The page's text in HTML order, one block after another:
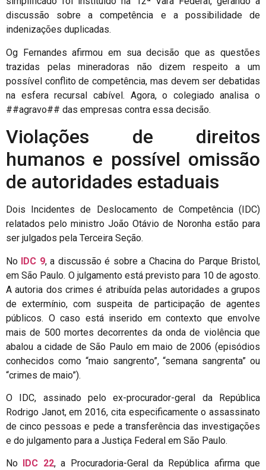
discussão sobre a competência e a possibilidade de
indenizações duplicadas.
Og Fernandes afirmou em sua decisão que as questões
trazidas pelas mineradoras não dizem respeito a um
possível conflito de competência, mas devem ser debatidas
na esfera recursal cabível. Agora, o colegiado analisa o
##agravo## das empresas contra essa decisão.
Violações de direitos
humanos e possível omissão
de autoridades estaduais
Dois Incidentes de Deslocamento de Competência (IDC)
relatados pelo ministro João Otávio de Noronha estão para
ser julgados pela Terceira Seção.
No IDC 9, a discussão é sobre a Chacina do Parque Bristol,
em São Paulo. O julgamento está previsto para 10 de agosto.
A autoria dos crimes é atribuída pelas autoridades a grupos
de extermínio, com suspeita de participação de agentes
públicos. O caso está inserido em contexto que envolve
mais de 500 mortes decorrentes da onda de violência que
abalou a cidade de São Paulo em maio de 2006 (episódios
conhecidos como “maio sangrento”, “semana sangrenta” ou
“crimes de maio”).
O IDC, assinado pelo ex-procurador-geral da República
Rodrigo Janot, em 2016, cita especificamente o assassinato
de cinco pessoas e pede a transferência das investigações
e do julgamento para a Justiça Federal em São Paulo.
No IDC 22, a Procuradoria-Geral da República afirma que